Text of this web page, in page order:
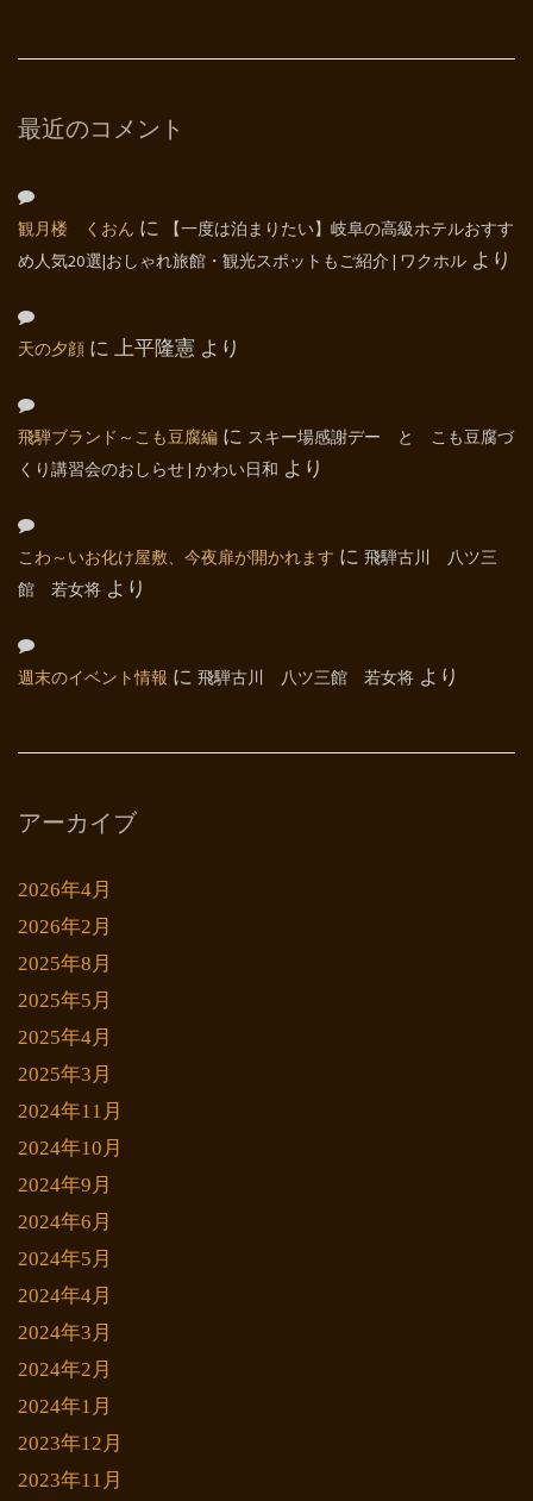
最近のコメント
観月楼 くおん に
【一度は泊まりたい】岐阜の高級ホテルおすす
め人気20選|おしゃれ旅館・観光スポットもご紹介 | ワクホル より
天の夕顔 に 上平隆憲 より
飛騨ブランド～こも豆腐編 に スキー場感謝デー と こも豆腐づ
くり講習会のおしらせ | かわい日和 より
こわ～いお化け屋敷、今夜扉が開かれます に 飛騨古川 八ツ三
館 若女将 より
週末のイベント情報 に 飛騨古川 八ツ三館 若女将 より
アーカイブ
2026年4月
2026年2月
2025年8月
2025年5月
2025年4月
2025年3月
2024年11月
2024年10月
2024年9月
2024年6月
2024年5月
2024年4月
2024年3月
2024年2月
2024年1月
2023年12月
2023年11月